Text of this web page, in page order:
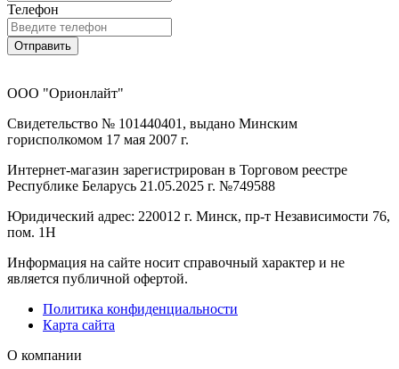
Телефон
Отправить
ООО "Орионлайт"
Свидетельство № 101440401, выдано Минским
горисполкомом 17 мая 2007 г.
Интернет-магазин зарегистрирован в Торговом реестре
Республике Беларусь 21.05.2025 г. №749588
Юридический адрес: 220012 г. Минск, пр-т Независимости 76,
пом. 1Н
Информация на сайте носит справочный характер и не
является публичной офертой.
Политика конфиденциальности
Карта сайта
О компании